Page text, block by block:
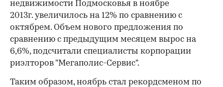
недвижимости Подмосковья в ноябре
2013г. увеличилось на 12% по сравнению с
октябрем. Объем нового предложения по
сравнению с предыдущим месяцем вырос на
6,6%, подсчитали специалисты корпорации
риэлторов "Мегаполис-Сервис".
Таким образом, ноябрь стал рекордсменом по